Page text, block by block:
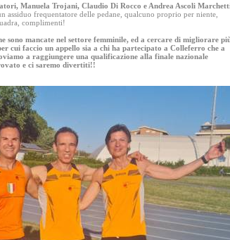
Manuela Trojani, Claudio Di Rocco e Andrea Ascoli
assiduo frequentatore delle pedane, qualcuno proprio per niente,
complimenti!
sono mancate nel settore femminile, ed a cercare di migliorare
cui faccio un appello sia a chi ha partecipato a Colleferro che a
a raggiungere una qualificazione alla finale nazionale
e ci saremo divertiti!!